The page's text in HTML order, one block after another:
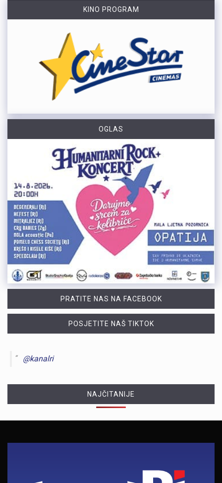
KINO PROGRAM
OGLAS
PRATITE NAS NA FACEBOOK
POSJETITE NAŠ TIKTOK
@kanalri
NAJČITANIJE